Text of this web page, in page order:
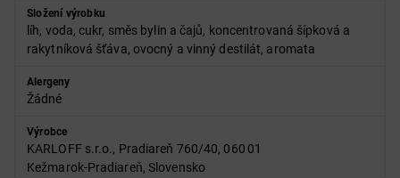
Složení výrobku
líh, voda, cukr, směs bylin a čajů, koncentrovaná šípková a
rakytníková šťáva, ovocný a vinný destilát, aromata
Alergeny
Žádné
Výrobce
KARLOFF s.r.o., Pradiareň 760/40, 060 01
Kežmarok‑Pradiareň, Slovensko